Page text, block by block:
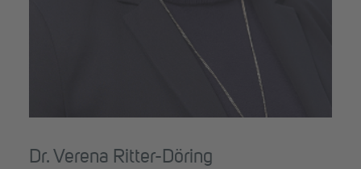
Dr. Verena Ritter-Döring